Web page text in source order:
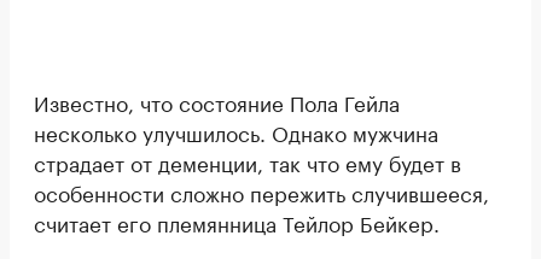
Известно, что состояние Пола Гейла
несколько улучшилось. Однако мужчина
страдает от деменции, так что ему будет в
особенности сложно пережить случившееся,
считает его племянница Тейлор Бейкер.